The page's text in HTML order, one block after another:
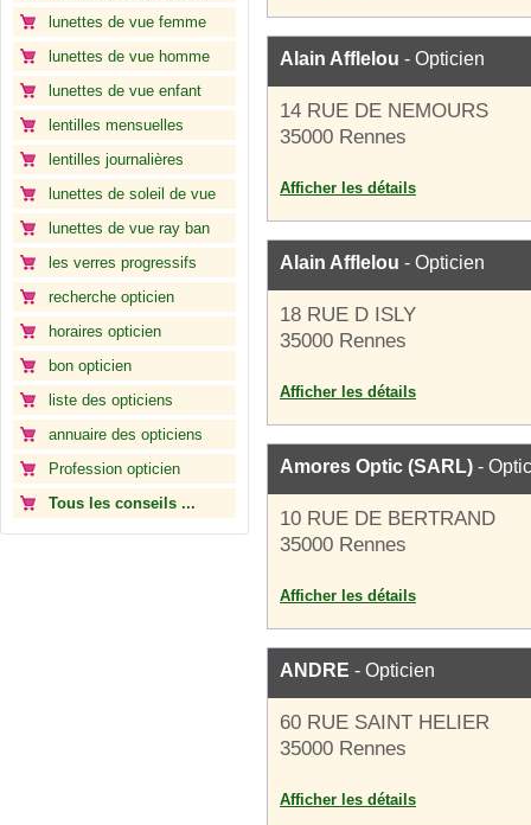
lunettes de vue femme
lunettes de vue homme
lunettes de vue enfant
lentilles mensuelles
lentilles journalières
lunettes de soleil de vue
lunettes de vue ray ban
les verres progressifs
recherche opticien
horaires opticien
bon opticien
liste des opticiens
annuaire des opticiens
Profession opticien
Tous les conseils ...
Alain Afflelou - Opticien
14 RUE DE NEMOURS
35000 Rennes
Afficher les détails
Alain Afflelou - Opticien
18 RUE D ISLY
35000 Rennes
Afficher les détails
Amores Optic (SARL) -
10 RUE DE BERTRAND
35000 Rennes
Afficher les détails
ANDRE - Opticien
60 RUE SAINT HELIER
35000 Rennes
Afficher les détails